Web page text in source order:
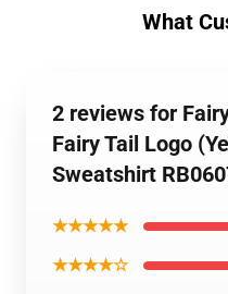
What
2 reviews for
Fairy Tail Logo
Sweatshirt
★★★★★
★★★★☆